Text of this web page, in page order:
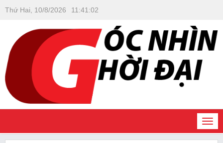
Thứ Hai, 10/8/2026 11 :41 :02